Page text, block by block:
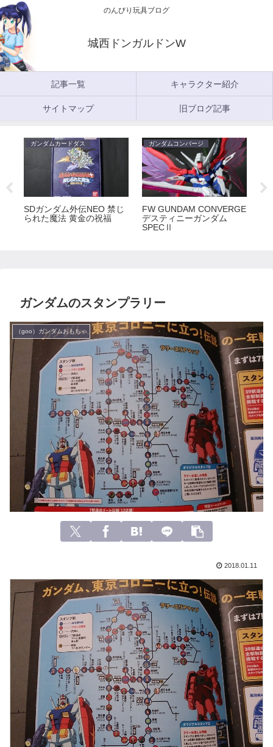
のんびり玩具ブログ
城西ドンガルドンW
記事一覧 キャラクター紹介
サイトマップ 旧ブログ記事
ガンダムカードダス
SDガンダム外伝NEO 禁じ
られた魔法 黄金の祝福
ガンダムコンバージ
FW GUNDAM CONVERGE
デスティニーガンダム
SPECⅡ
ガンダムのスタンプラリー
（goo）ガンダムおもちゃ
2018.01.11